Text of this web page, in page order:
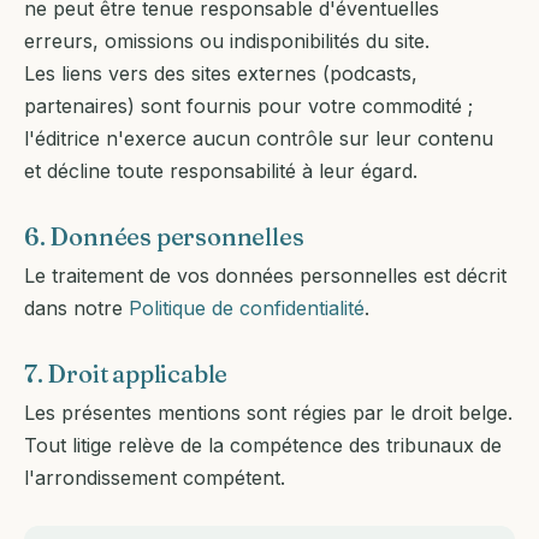
ne peut être tenue responsable d'éventuelles
erreurs, omissions ou indisponibilités du site.
Les liens vers des sites externes (podcasts,
partenaires) sont fournis pour votre commodité ;
l'éditrice n'exerce aucun contrôle sur leur contenu
et décline toute responsabilité à leur égard.
6. Données personnelles
Le traitement de vos données personnelles est décrit
dans notre Politique de confidentialité.
7. Droit applicable
Les présentes mentions sont régies par le droit belge.
Tout litige relève de la compétence des tribunaux de
l'arrondissement compétent.